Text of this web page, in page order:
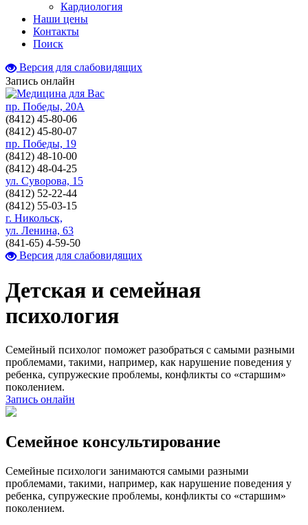
Кардиология
Наши цены
Контакты
Поиск
Версия для слабовидящих
Запись онлайн
пр. Победы, 20А
(8412) 45-80-06
(8412) 45-80-07
пр. Победы, 19
(8412) 48-10-00
(8412) 48-04-25
ул. Суворова, 15
(8412) 52-22-44
(8412) 55-03-15
г. Никольск,
ул. Ленина, 63
(841-65) 4-59-50
Версия для слабовидящих
Детская и семейная
психология
Семейный психолог поможет разобраться с самыми разными
проблемами, такими, например, как нарушение поведения у
ребенка, супружеские проблемы, конфликты со «старшим»
поколением.
Запись онлайн
Семейное консультирование
Семейные психологи занимаются самыми разными
проблемами, такими, например, как нарушение поведения у
ребенка, супружеские проблемы, конфликты со «старшим»
поколением.